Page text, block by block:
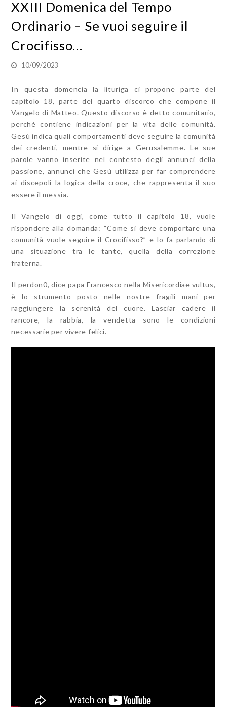
XXIII Domenica del Tempo
Ordinario – Se vuoi seguire il
Crocifisso…
10/09/2023
In questa domencia la lituriga ci propone parte del
capitolo 18, parte del quarto discorco che compone il
Vangelo di Matteo. Questo discorso è detto comunitario,
perchè contiene indicazioni per la vita delle comunità.
Gesù indica quali comportamenti deve seguire la comunità
dei credenti, mentre si dirige a Gerusalemme. Le sue
parole vanno inserite nel contesto degli annunci della
passione, annunci che Gesù utilizza per far comprendere
ai discepoli la logica della croce, che rappresenta il suo
essere il messia.
Il Vangelo di oggi, come tutto il capitolo 18, vuole
rispondere alla domanda: “Come si deve comportare una
comunità vuole seguire il Crocifisso?” e lo fa parlando di
una situazione tra le tante, quella della correzione
fraterna.
Il perdon0, dice papa Francesco nella Misericordiae vultus,
è lo strumento posto nelle nostre fragili mani per
raggiungere la serenità del cuore. Lasciar cadere il
rancore, la rabbia, la vendetta sono le condizioni
necessarie per vivere felici.